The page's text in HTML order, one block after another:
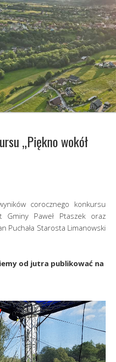
„Piękno wokół
corocznego konkursu
Paweł Ptaszek oraz
Puchała Starosta Limanowski
od jutra publikować na